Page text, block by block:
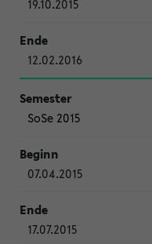
19.10.2015
12.02.2016
SoSe 2015
07.04.2015
17.07.2015